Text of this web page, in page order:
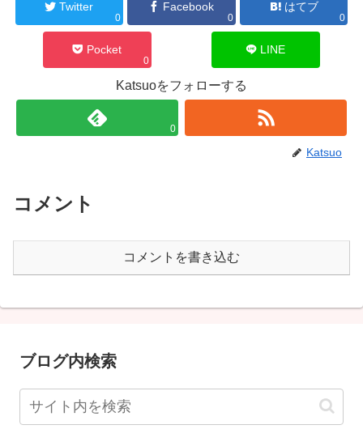
Twitter
0
Facebook
0
はてブ
0
Pocket
0
LINE
Katsuoをフォローする
0
Katsuo
コメント
コメントを書き込む
ブログ内検索